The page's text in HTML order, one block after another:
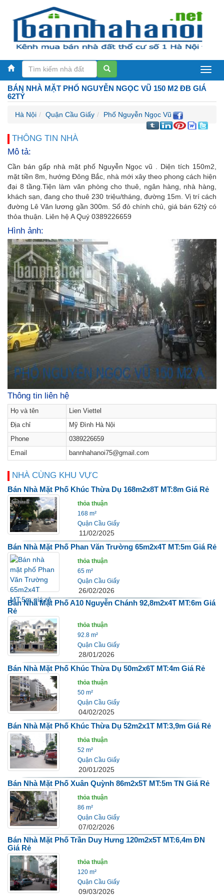
Bán
nhà
Nội
BÁN NHÀ MẶT PHỐ NGUYỄN NGỌC VŨ 150 M2 ĐB GIÁ
62TỶ
Hà Nội Quận Cầu Giấy Phố Nguyễn Ngọc Vũ
THÔNG TIN NHÀ
Mô tả:
Cần bán gấp nhà mặt phố Nguyễn Ngọc vũ . Diện tích 150m2,
mặt tiền 8m, hướng Đông Bắc, nhà mới xây theo phong cách hiện
đại 8 tầng.Tiện làm văn phòng cho thuê, ngân hàng, nhà hàng,
khách sạn, đang cho thuê 230 triệu/tháng, đường 15m. Vị trí cách
đường Lê Văn lương gần 300m. Sổ đỏ chính chủ, giá bán 62tỷ có
thỏa thuận. Liên hệ A Quý 0389226659
Hình ảnh:
Thông tin liên hệ
Họ và tên
Lien Viettel
Địa chỉ
Mỹ Đình Hà Nội
Phone
0389226659
Email
bannhahanoi75@gmail.com
NHÀ CÙNG KHU VỰC
Bán Nhà Mặt Phố Khúc Thừa Dụ 168m2x8T MT:8m Giá Rẻ
thỏa thuận
168 m²
Quận Cầu Giấy
11/02/2025
Bán Nhà Mặt Phố Phan Văn Trường 65m2x4T MT:5m Giá Rẻ
thỏa thuận
65 m²
Quận Cầu Giấy
26/02/2026
Bán Nhà Mặt Phố A10 Nguyễn Chánh 92,8m2x4T MT:6m Giá
Rẻ
thỏa thuận
92.8 m²
Quận Cầu Giấy
28/01/2026
Bán Nhà Mặt Phố Khúc Thừa Dụ 50m2x6T MT:4m Giá Rẻ
thỏa thuận
50 m²
Quận Cầu Giấy
04/02/2025
Bán Nhà Mặt Phố Khúc Thừa Dụ 52m2x1T MT:3,9m Giá Rẻ
thỏa thuận
52 m²
Quận Cầu Giấy
20/01/2025
Bán Nhà Mặt Phố Xuân Quỳnh 86m2x5T MT:5m TN Giá Rẻ
thỏa thuận
86 m²
Quận Cầu Giấy
07/02/2026
Bán Nhà Mặt Phố Trần Duy Hưng 120m2x5T MT:6,4m ĐN
Giá Rẻ
thỏa thuận
120 m²
Quận Cầu Giấy
09/03/2026